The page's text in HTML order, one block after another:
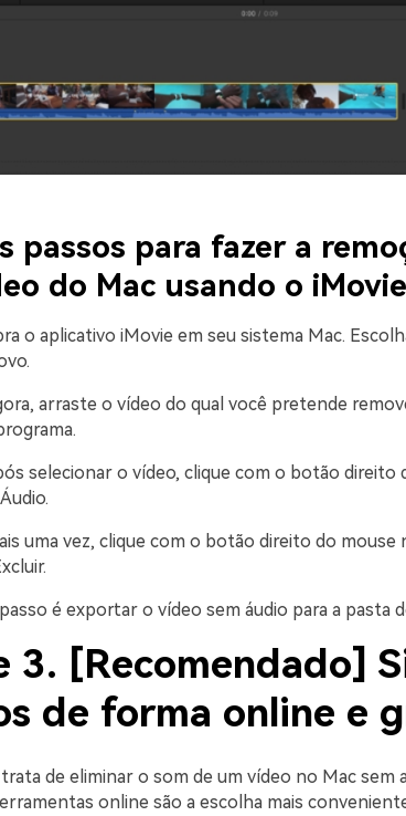
passos para fazer a
do Mac usando o
o aplicativo iMovie em seu sistema Mac.
arraste o vídeo do qual você pretende
selecionar o vídeo, clique com o botão direito
uma vez, clique com o botão direito do mouse
é exportar o vídeo sem áudio para a pasta
3. [Recomendado]
de forma online e
de eliminar o som de um vídeo no Mac sem
online são a escolha mais